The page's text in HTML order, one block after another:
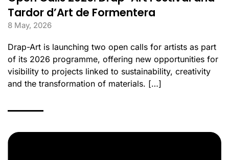
Tardor d’Art de Formentera
8 May, 2026
Drap-Art is launching two open calls for artists as part
of its 2026 programme, offering new opportunities for
visibility to projects linked to sustainability, creativity
and the transformation of materials. […]